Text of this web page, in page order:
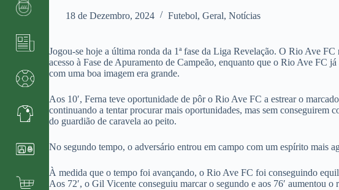
18 de Dezembro, 2024 Futebol,Geral,Notícias
Jogou-se hoje a última ronda da 1ª fase da Liga Revelação. O Rio Ave
acesso à Fase de Apuramento de Campeão, enquanto que o Rio Ave FC
com uma boa imagem era grande.
Aos 10′, Ferna teve oportunidade de pôr o Rio Ave FC a estrear o
continuando a tentar procurar mais oportunidades, mas sem
do guardião de caravela ao peito.
No segundo tempo, o adversário entrou em campo com um espírito mais
À medida que o tempo foi avançando, o Rio Ave FC foi conseguindo
Aos 72′, o Gil Vicente conseguiu marcar o segundo e aos 76′ aumentou